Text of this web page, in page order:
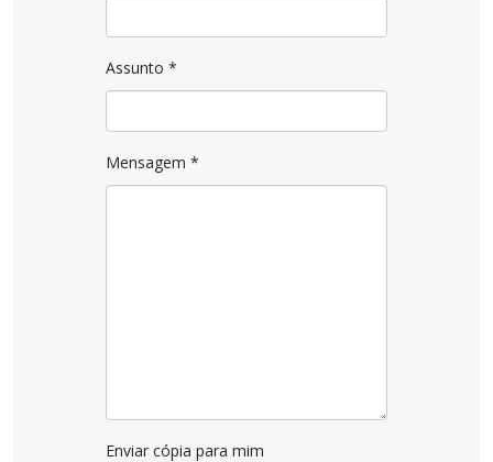
Assunto *
Mensagem *
Enviar cópia para mim